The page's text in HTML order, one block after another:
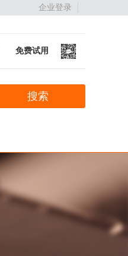
企业登录
免费试用